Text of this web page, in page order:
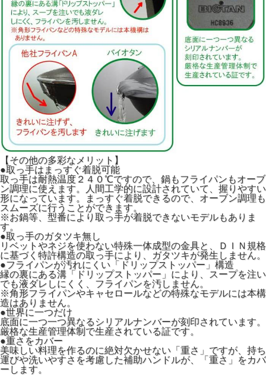
【その他の多彩なメリット】
●取っ手はまっすぐ着脱可能
取っ手は耐熱温度２４０℃ですので、鍋もフライパンもオーブ
ン調理に使えます。人間工学的に設計されていて、握りやすい
形になっています。まっすぐ着脱できるので、オーブン調理も
スムーズに行うことができます。
※お鍋等、型番により取っ手が着脱できないモデルもありま
す。
●取っ手のガタツキ無し
リベットやネジを使わない特殊一体成型の金具と、ＤＩＮ規格
に基づく特許構造の取っ手により、ガタツキが発生しません。
●フライパンが汚れにくい「ドリップストッパー」構造
縁の裏にある溝「ドリップストッパー」により、スープを注い
でも液ダレしにくく、フライパンを汚しません。
※角形フライパンやキャセロールなどの特殊なモデルには本構
造はありません。
●世界に一つだけ
底面に一つ一つ異なるシリアルナンバーが刻印されています。
厳格な生産管理体制で生産されている証です。
●重さをカバー
美味しい料理を作るのに絶対欠かせない「重さ」ですが、持ち
運びや洗いやすさを考慮した補助ハンドルが、「重さ」をカバ
ーします。